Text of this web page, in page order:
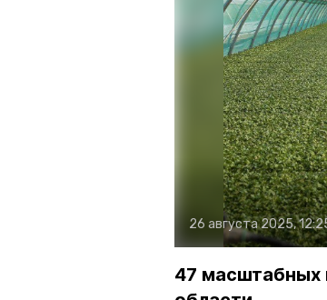
26 августа 2025,
47 масштабных